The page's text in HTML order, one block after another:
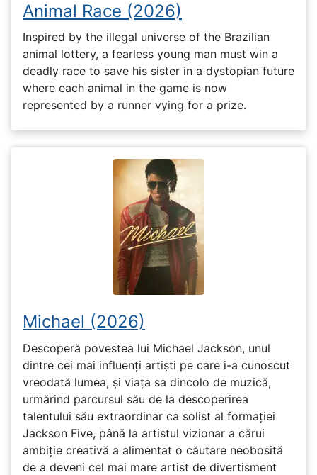
Animal Race (2026)
Inspired by the illegal universe of the Brazilian
animal lottery, a fearless young man must win a
deadly race to save his sister in a dystopian future
where each animal in the game is now
represented by a runner vying for a prize.
Michael (2026)
Descoperă povestea lui Michael Jackson, unul
dintre cei mai influenți artiști pe care i-a cunoscut
vreodată lumea, și viața sa dincolo de muzică,
urmărind parcursul său de la descoperirea
talentului său extraordinar ca solist al formației
Jackson Five, până la artistul vizionar a cărui
ambiție creativă a alimentat o căutare neobosită
de a deveni cel mai mare artist de divertisment